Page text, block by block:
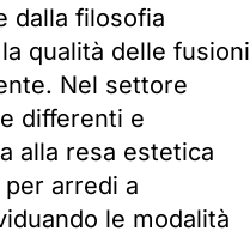
dalla filosofia
qualità delle fusioni
Nel settore
differenti e
alla resa estetica
arredi a
le modalità